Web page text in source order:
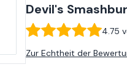
Devil's
4.75
Zur Echtheit der